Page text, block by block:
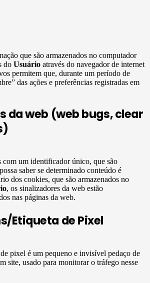
que são armazenados no computador
do Usuário através do navegador de internet
permitem que, durante um período de
das ações e preferências registradas em
da web (web bugs, clear
com um identificador único, que são
saber se determinado conteúdo é
dos cookies, que são armazenados no
, os sinalizadores da web estão
nas páginas da web.
Etiqueta de Pixel
pixel é um pequeno e invisível pedaço de
site, usado para monitorar o tráfego nesse